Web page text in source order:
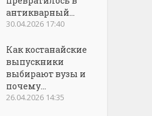
антикварный...
30.04.2026 17:40
Как костанайские
выпускники
выбирают вузы и
почему...
26.04.2026 14:35